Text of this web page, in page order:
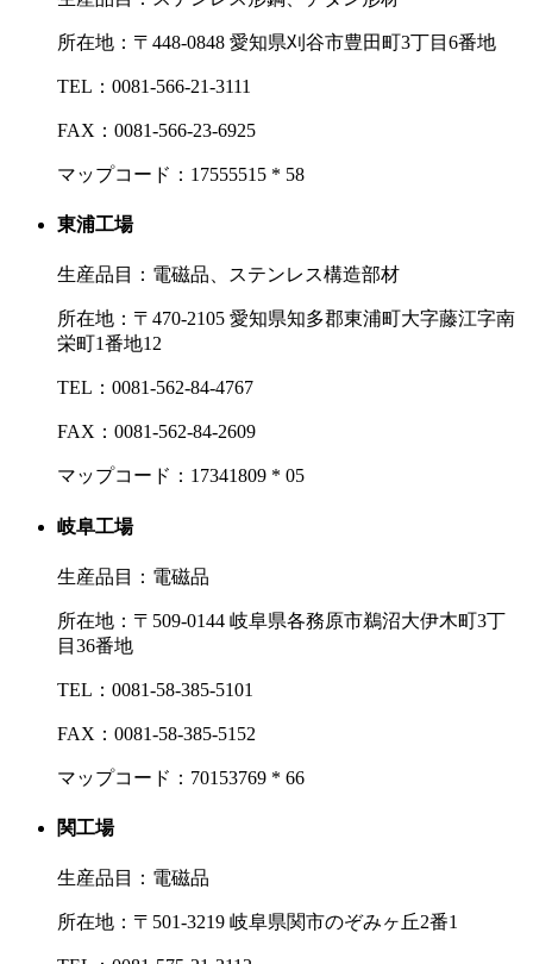
所在地： 〒448‐0848 愛知県刈谷市豊田町3丁目6番地
TEL： 0081-566-21-3111
FAX： 0081-566-23-6925
マップコード：17555515 * 58
東浦工場
生産品目：電磁品、ステンレス構造部材
所在地： 〒470-2105 愛知県知多郡東浦町大字藤江字南
栄町1番地12
TEL： 0081-562-84-4767
FAX： 0081-562-84-2609
マップコード：17341809 * 05
岐阜工場
生産品目：電磁品
所在地： 〒509‐0144 岐阜県各務原市鵜沼大伊木町3丁
目36番地
TEL： 0081-58-385-5101
FAX： 0081-58-385-5152
マップコード：70153769 * 66
関工場
生産品目：電磁品
所在地： 〒501‐3219 岐阜県関市のぞみヶ丘2番1